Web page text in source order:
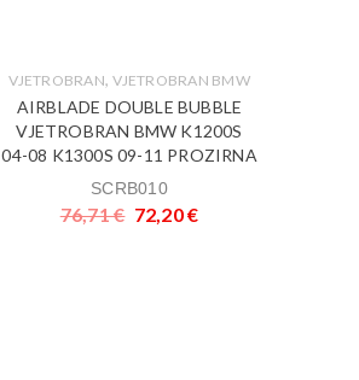
VJETROBRAN,VJETROBRAN BMW
AIRBLADE DOUBLE BUBBLE
VJETROBRAN BMW K1200S
04-08 K1300S 09-11 PROZIRNA
SCRB010
76,71€ 72,20€